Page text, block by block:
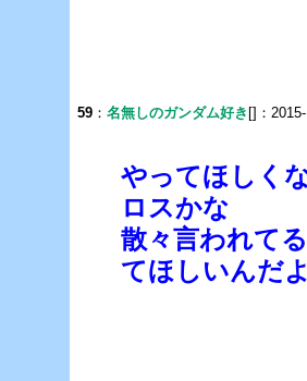
59 ： 名無しのガンダム好き []：
やってほしく
ロスかな
散々言われて
てほしいんだ